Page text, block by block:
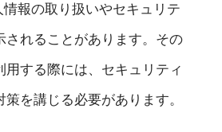
情報の取り扱いやセキュリテ
されることがあります。その
用する際には、セキュリティ
を講じる必要があります。